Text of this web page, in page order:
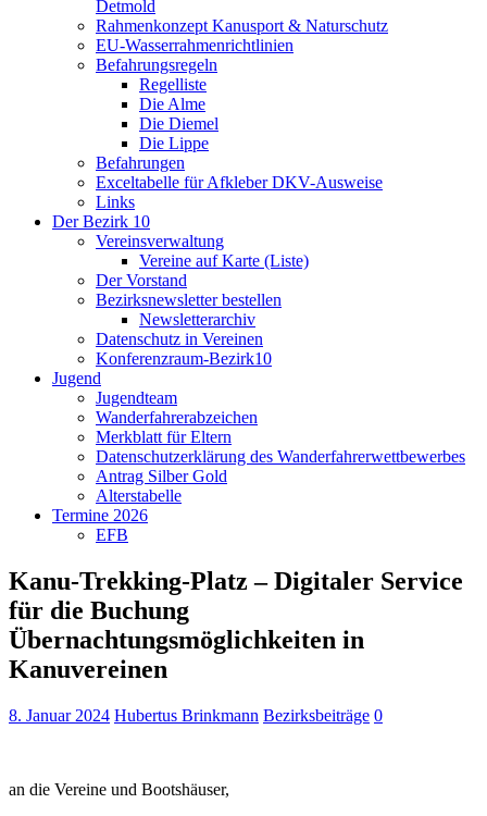
Detmold
Rahmenkonzept Kanusport & Naturschutz
EU-Wasserrahmenrichtlinien
Befahrungsregeln
Regelliste
Die Alme
Die Diemel
Die Lippe
Befahrungen
Exceltabelle für Afkleber DKV-Ausweise
Links
Der Bezirk 10
Vereinsverwaltung
Vereine auf Karte (Liste)
Der Vorstand
Bezirksnewsletter bestellen
Newsletterarchiv
Datenschutz in Vereinen
Konferenzraum-Bezirk10
Jugend
Jugendteam
Wanderfahrerabzeichen
Merkblatt für Eltern
Datenschutzerklärung des Wanderfahrerwettbewerbes
Antrag Silber Gold
Alterstabelle
Termine 2026
EFB
Kanu-Trekking-Platz – Digitaler Service
für die Buchung
Übernachtungsmöglichkeiten in
Kanuvereinen
8. Januar 2024 Hubertus Brinkmann Bezirksbeiträge 0
an die Vereine und Bootshäuser,